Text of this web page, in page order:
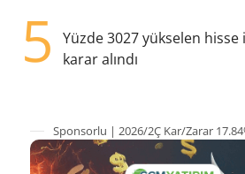
5
Yüzde 3027 yükselen hisse
karar alındı
Sponsorlu | 2026/2Ç Kar/Zarar